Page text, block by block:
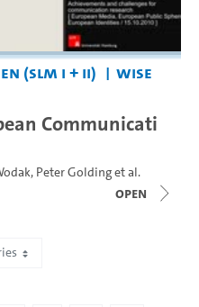
(SLM I + II)
WiSe
Communicati
, Peter Goldinget al.
open